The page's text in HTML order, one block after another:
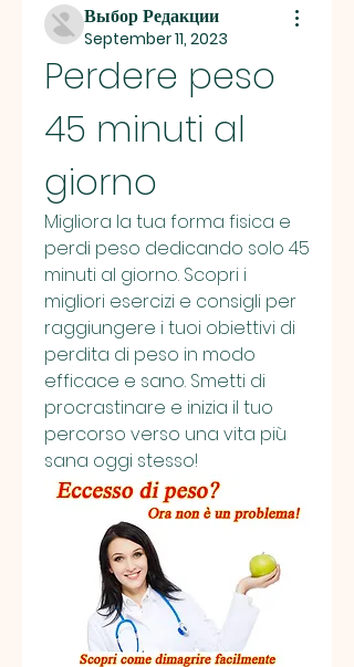
Выбор Редакции
September 11, 2023
Perdere peso
45 minuti al
giorno
Migliora la tua forma fisica e
perdi peso dedicando solo 45
minuti al giorno. Scopri i
migliori esercizi e consigli per
raggiungere i tuoi obiettivi di
perdita di peso in modo
efficace e sano. Smetti di
procrastinare e inizia il tuo
percorso verso una vita più
sana oggi stesso!